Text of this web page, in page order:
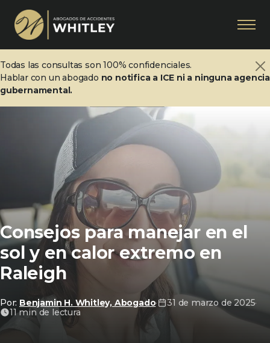
Todas las consultas son 100% confidenciales.
Hablar con un abogado no notifica a ICE ni a ninguna agencia
gubernamental.
Consejos para manejar en el
sol y en calor extremo en
Raleigh
Por: Benjamin H. Whitley, Abogado· 31 de marzo de 2025·
11 min de lectura